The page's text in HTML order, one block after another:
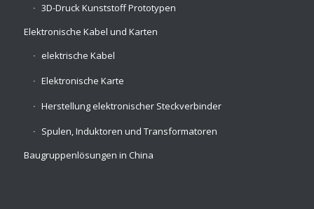
3D-Druck Kunststoff Prototypen
Elektronische Kabel und Karten
elektrische Kabel
Elektronische Karte
Herstellung elektronischer Steckverbinder
Spulen, Induktoren und Transformatoren
Baugruppenlösungen in China